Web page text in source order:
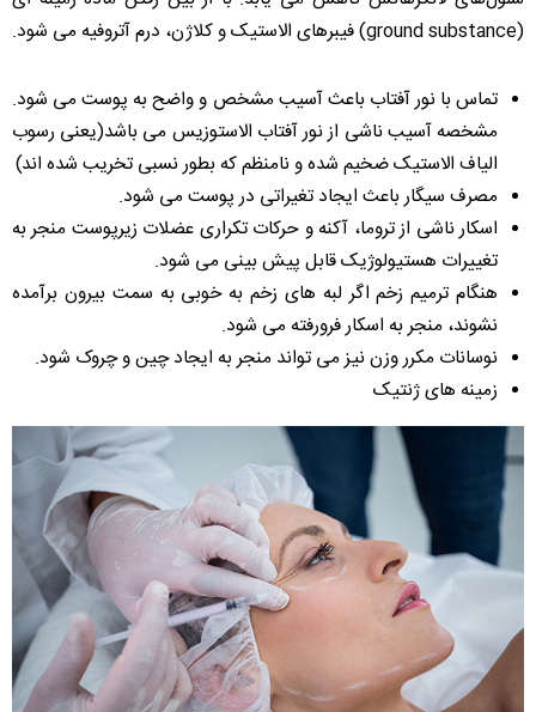
(ground substance) فیبرهای الاستیک و کلاژن، درم آتروفیه می شود.
تماس با نور آفتاب باعث آسیب مشخص و واضح به پوست می شود.
مشخصه آسیب ناشی از نور آفتاب الاستوزیس می باشد(یعنی رسوب
الیاف الاستیک ضخیم شده و نامنظم که بطور نسبی تخریب شده اند)
مصرف سیگار باعث ایجاد تغیراتی در پوست می شود.
اسکار ناشی از تروما، آکنه و حرکات تکراری عضلات زیرپوست منجر به
تغییرات هستیولوژیک قابل پیش بینی می شود.
هنگام ترمیم زخم اگر لبه های زخم به خوبی به سمت بیرون برآمده
نشوند، منجر به اسکار فرورفته می شود.
نوسانات مکرر وزن نیز می تواند منجر به ایجاد چین و چروک شود.
زمینه های ژنتیک